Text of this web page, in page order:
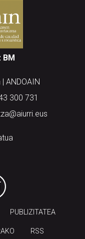
ANDOAIN
300 731
PUBLIZITATEA
RSS